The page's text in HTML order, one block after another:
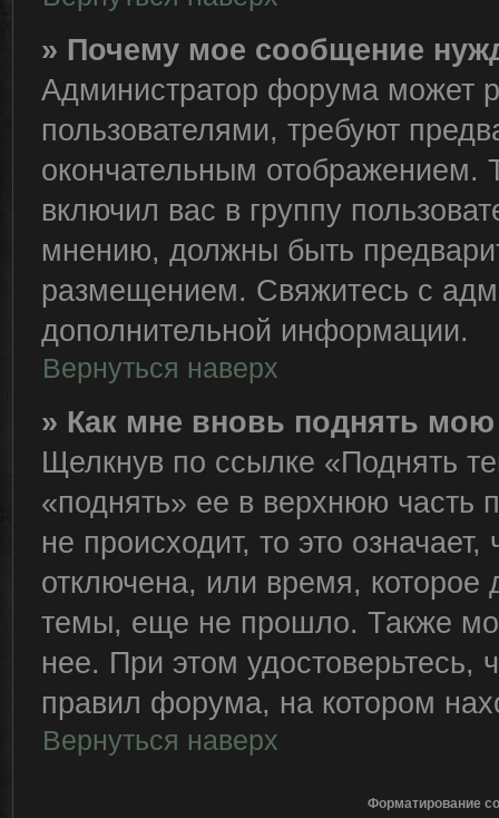
» Почему мое сообщение
Администратор форума может
пользователями, требуют
окончательным отображением.
включил вас в группу
мнению, должны быть
размещением. Свяжитесь с
дополнительной информации.
Вернуться наверх
» Как мне вновь поднять
Щелкнув по ссылке «Поднять
«поднять» ее в верхнюю часть
не происходит, то это
отключена, или время, которое
темы, еще не прошло. Также
нее. При этом
правил форума, на котором
Вернуться наверх
Форматирование